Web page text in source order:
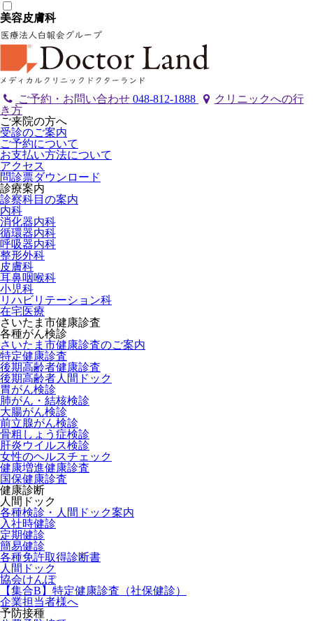
美容皮膚科
ご予約・お問い合わせ 048-812-1888
クリニックへの行
き方
ご来院の方へ
受診のご案内
ご予約について
お支払い方法について
アクセス
問診票ダウンロード
診療案内
診察科目の案内
内科
消化器内科
循環器内科
呼吸器内科
整形外科
皮膚科
耳鼻咽喉科
小児科
リハビリテーション科
在宅医療
さいたま市健康診査
各種がん検診
さいたま市健康診査のご案内
特定健康診査
後期高齢者健康診査
後期高齢者人間ドック
胃がん検診
肺がん・結核検診
大腸がん検診
前立腺がん検診
骨粗しょう症検診
肝炎ウイルス検診
女性のヘルスチェック
健康増進健康診査
国保健康診査
健康診断
人間ドック
各種検診・人間ドック案内
入社時健診
定期健診
簡易健診
各種免許取得診断書
人間ドック
協会けんぽ
【集合B】特定健康診査（社保健診）
企業担当者様へ
予防接種